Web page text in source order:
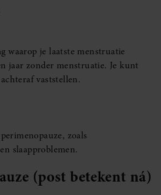
waarop je laatste menstruatie
jaar zonder menstruatie. Je kunt
vaststellen.
zoals
slaapproblemen.
(post betekent ná)